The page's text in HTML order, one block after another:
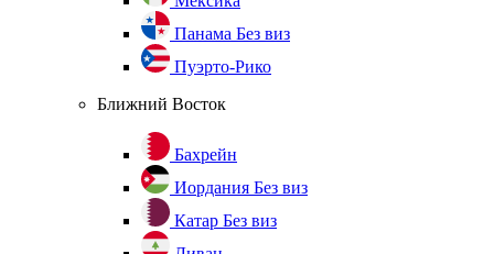
Панама Без виз
Пуэрто-Рико
Ближний Восток
Бахрейн
Иордания Без виз
Катар Без виз